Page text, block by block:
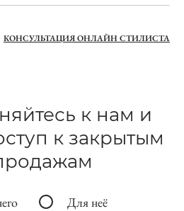
КОНСУЛЬТАЦИЯ ОНЛАЙН СТИЛИСТА
к нам и
к закрытым
Для неё